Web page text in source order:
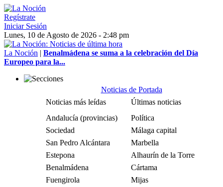
Regístrate
Iniciar Sesión
Lunes, 10 de Agosto de 2026 - 2:48 pm
La Noción | Benalmádena se suma a la celebración del Día
Europeo para la...
Noticias de Portada
Noticias más leídas
Últimas noticias
Andalucía (provincias)
Política
Sociedad
Málaga capital
San Pedro Alcántara
Marbella
Estepona
Alhaurín de la Torre
Benalmádena
Cártama
Fuengirola
Mijas